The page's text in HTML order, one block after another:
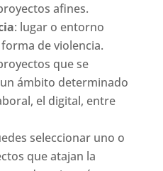
afines.
: lugar o entorno
de violencia.
que se
ámbito determinado
el digital, entre
seleccionar uno o
que atajan la